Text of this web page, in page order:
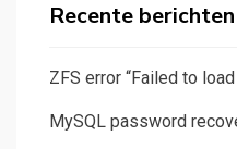
Recente berichten
ZFS error “Failed to
MySQL password